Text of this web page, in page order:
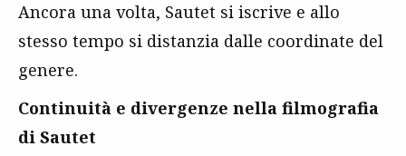
Ancora una volta, Sautet si iscrive e allo
stesso tempo si distanzia dalle coordinate del
genere.
Continuità e divergenze nella filmografia
di Sautet